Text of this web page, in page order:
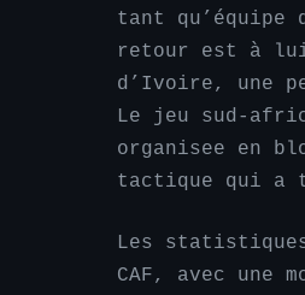
tant
retour est à lui
d’Ivoire, une
Le jeu sud-
organisee en
tactique qui a
Les
CAF, avec une